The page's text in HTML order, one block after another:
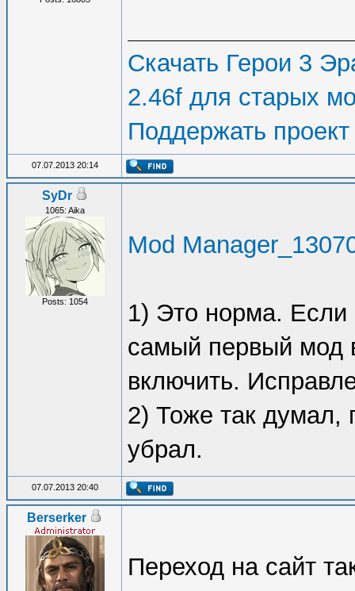
Скачать Герои 3
2.46f для старых
Поддержать проект
07.07.2013 20:14
SyDr
1065: Aika
Posts: 1054
Mod
1) Это норма. Если
самый первый мод
включить.
2) Тоже так думал,
убрал.
07.07.2013 20:40
Berserker
Переход на сайт